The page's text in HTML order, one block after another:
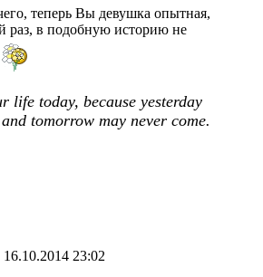
теперь Вы девушка опытная,
раз, в подобную историю не
life today, because yesterday
tomorrow may never come.
16.10.2014 23:02